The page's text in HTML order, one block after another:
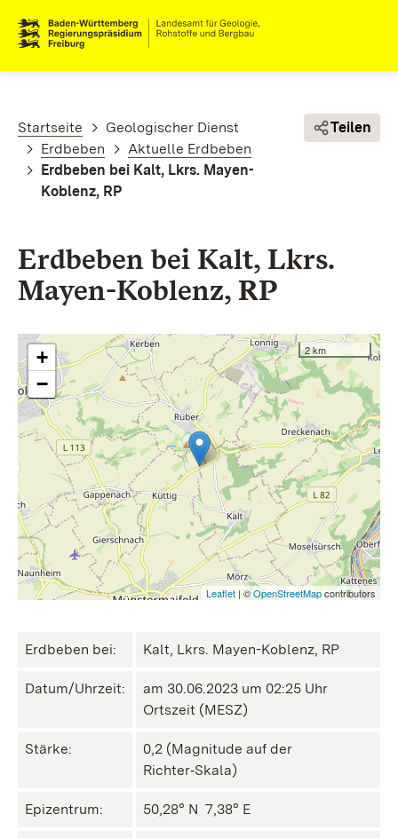
Pfadnavigation
Startseite
Geologischer Dienst
Erdbeben
Aktuelle Erdbeben
Erdbeben bei Kalt, Lkrs. Mayen-
Koblenz, RP
Teilen
Erdbeben bei Kalt, Lkrs.
Mayen-Koblenz, RP
+
−
2 km
Leaflet | ©OpenStreetMapcontributors
Erdbeben bei: Kalt, Lkrs. Mayen-Koblenz, RP
Datum/Uhrzeit:
am 30.06.2023 um 02:25 Uhr
Ortszeit (MESZ)
Stärke:
0,2 (Magnitude auf der
Richter‑Skala)
Epizentrum: 50,28° N ㅤ 7,38° E